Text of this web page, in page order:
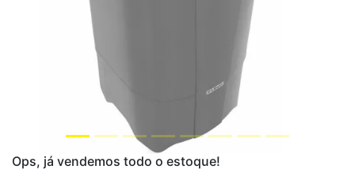
Ops, já vendemos todo o estoque!